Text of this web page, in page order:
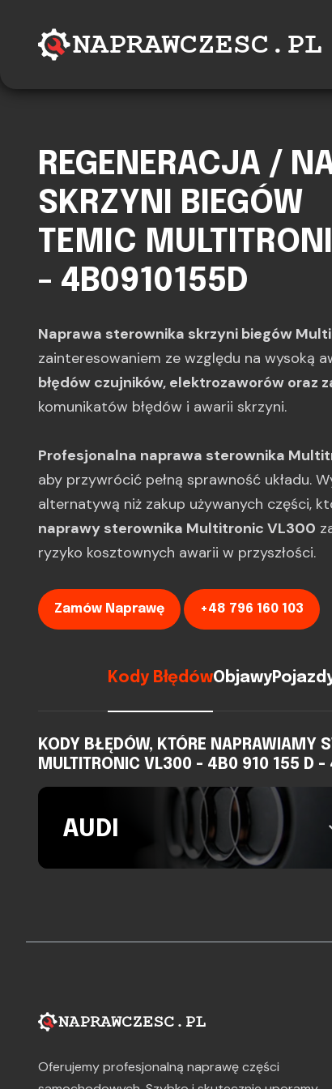
REGENERACJA /
SKRZYNI BIEGÓW
TEMIC
- 4B0910155D
Naprawa sterownika skrzyni biegów
zainteresowaniem ze względu na wysoką
błędów czujników, elektrozaworów oraz
komunikatów błędów i awarii skrzyni.
Profesjonalna naprawa sterownika
aby przywrócić pełną sprawność układu.
alternatywą niż zakup używanych części,
naprawy sterownika Multitronic VL300
ryzyko kosztownych awarii w przyszłości.
Zamów Naprawę +48 796 160 103
Kody BłędówObjawy
KODY BŁĘDÓW, KTÓRE NAPRAWIAMY
MULTITRONIC VL300 - 4B0 910 155 D
AUDI
Oferujemy profesjonalną naprawę części